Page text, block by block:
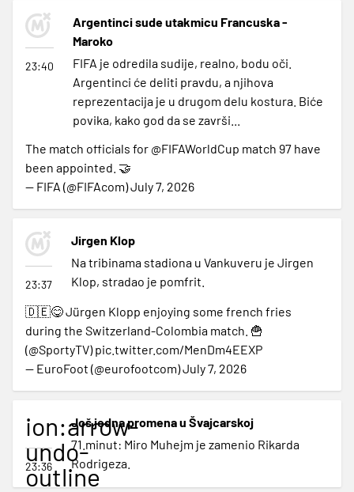
23:40
Argentinci sude utakmicu Francuska -
Maroko
FIFA je odredila sudije, realno, bodu oči.
Argentinci će deliti pravdu, a njihova
reprezentacija je u drugom delu kostura. Biće
povika, kako god da se završi...
The match officials for @FIFAWorldCup match 97 have
been appointed. 🤝
— FIFA (@FIFAcom)July 7, 2026
23:37
Jirgen Klop
Na tribinama stadiona u Vankuveru je Jirgen
Klop, stradao je pomfrit.
🇩🇪😋 Jürgen Klopp enjoying some french fries
during the Switzerland-Colombia match. 🍟
(@SportyTV)pic.twitter.com/MenDm4EEXP
— EuroFoot (@eurofootcom)July 7, 2026
ion:arrow-
undo-
outline
23:36
Još jedna promena u Švajcarskoj
71.minut: Miro Muhejm je zamenio Rikarda
Rodrigeza.